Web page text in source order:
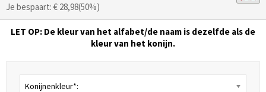
Je bespaart: € 28,98(50%)
LET OP: De kleur van het alfabet/de naam is dezelfde als de
kleur van het konijn.
Konijnenkleur*: